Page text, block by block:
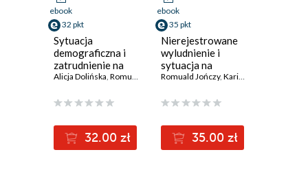
ebook
32 pkt
Sytuacja
demograficzna i
zatrudnienie na
obszarach
województwa
Alicja Dolińska, Romuald Jończy ,Przemysław Śleszyński
32.00 zł
ebook
35 pkt
Nierejestrowane
wyludnienie i
sytuacja na
lokalnym rynku
procesów
powiatu nyskiego
Romuald Jończy, Karina Kaczmarczyk-Brol
35.00 zł